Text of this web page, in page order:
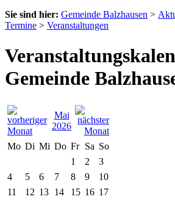
Sie sind hier: Gemeinde Balzhausen >
Termine > Veranstaltungen
Gemeinde
Mai
2026
Mo Di Mi Do Fr Sa So
1
2
3
4
5 6 7 8 9
10
11
12 13 14 15 16 17